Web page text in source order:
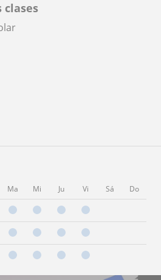
clases
Ma Mi Ju Vi Sá Do